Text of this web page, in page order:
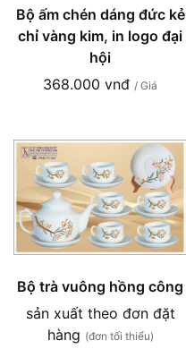
Bộ ấm chén dáng đức kẻ
chỉ vàng kim, in logo đại
hội
368.000 vnđ / Giá
Bộ trà vuông hồng công
sản xuất theo đơn đặt
hàng (đơn tối thiểu)